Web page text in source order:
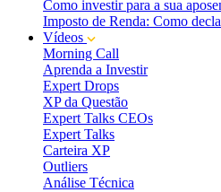
Como investir para a sua
Imposto de Renda: Como
Vídeos
Morning Call
Aprenda a Investir
Expert Drops
XP da Questão
Expert Talks CEOs
Expert Talks
Carteira XP
Outliers
Análise Técnica